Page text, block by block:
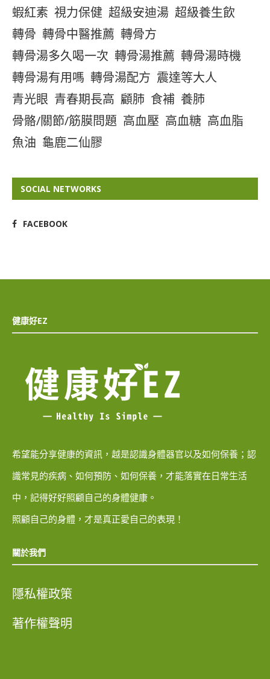
蝦紅素 視力保健 超級安迪湯 超級養生飲
轉骨 轉骨中醫推薦 轉骨方
轉骨湯多久喝一次 轉骨湯推薦 轉骨湯時機
轉骨湯有用嗎 轉骨湯配方 震達等大人
青光眼 青春期長高 顧肺 食補 養肺
骨骼/關節/筋膜問題 高血壓 高血糖 高血脂
魚油 龜鹿二仙膠
SOCIAL NETWORKS
FACEBOOK
健康好EZ
希望能分享健康的資訊，越是認識身體器官以及如何保養；認
識常見的疾病、如何預防、如何保養，才能落實在日常生活
中，記得好好照顧自己的身體健康。
照顧自己的身體，才是真正愛自己的表現！
關於我們
隱私權政策
著作權聲明